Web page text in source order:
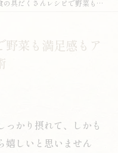
だくさんレシピで野菜も満足感もアップする忙しい日の食卓術
野菜も満足感もア
っかり摂れて、しかも
嬉しいと思いません